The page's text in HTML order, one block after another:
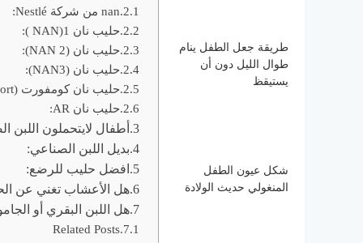
nan من شركة Nestlé:
حليب نان 1(NAN ):
حليب نان (NAN 2):
حليب نان (NAN3):
حليب نان كومفورت (NAN Comfort):
حليب نان AR:
أطفال لايتحملون اللبن
بديل اللبن الصناعي:
افضل حليب للرضع:
هل الأعشاب تغني عن
هل اللبن البقري أو
Related Posts
طريقة جعل الطفل ينام
طوال الليل دون أن
يستيقظ
شكل عيون الطفل
المنغولي حديث الولادة